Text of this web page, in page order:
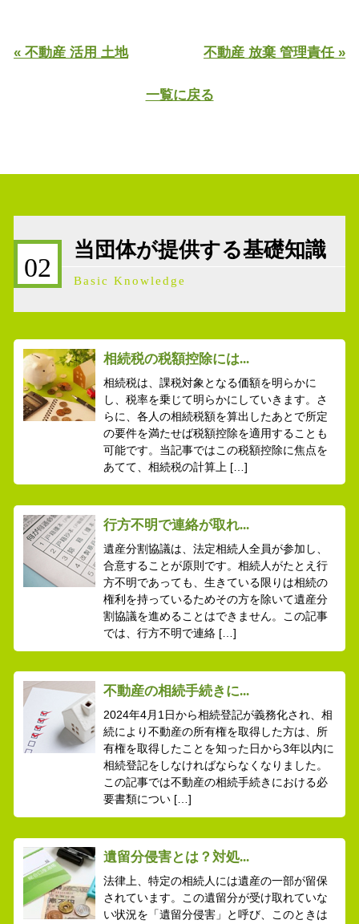
« 不動産 活用 土地 不動産 放棄 管理責任 »
一覧に戻る
02
当団体が提供する基礎知識
Basic Knowledge
相続税の税額控除には...
相続税は、課税対象となる価額を明らかに
し、税率を乗じて明らかにしていきます。さ
らに、各人の相続税額を算出したあとで所定
の要件を満たせば税額控除を適用することも
可能です。当記事ではこの税額控除に焦点を
あてて、相続税の計算上 […]
行方不明で連絡が取れ...
遺産分割協議は、法定相続人全員が参加し、
合意することが原則です。相続人がたとえ行
方不明であっても、生きている限りは相続の
権利を持っているためその方を除いて遺産分
割協議を進めることはできません。この記事
では、行方不明で連絡 […]
不動産の相続手続きに...
2024年4月1日から相続登記が義務化され、相
続により不動産の所有権を取得した方は、所
有権を取得したことを知った日から3年以内に
相続登記をしなければならなくなりました。
この記事では不動産の相続手続きにおける必
要書類につい […]
遺留分侵害とは？対処...
法律上、特定の相続人には遺産の一部が留保
されています。この遺留分が受け取れていな
い状況を「遺留分侵害」と呼び、このときは